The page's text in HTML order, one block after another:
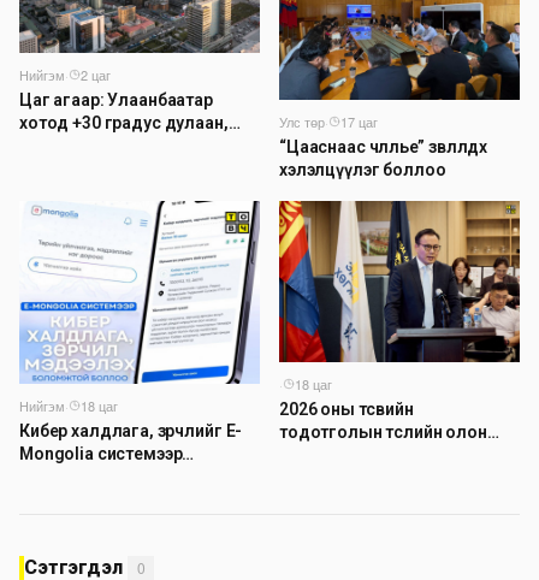
Нийгэм·
2 цаг
Цаг агаар: Улаанбаатар
хотод +30 градус дулаан,
Улс төр·
17 цаг
“Цааснаас чөлөөлье” зөвлөлдөх
хэлэлцүүлэг боллоо
Нийгэм·
18 цаг
Кибер халдлага, зөрчлийг E-
Mongolia системээр
·
18 цаг
2026 оны төсвийн
тодотголын төслийн олон
Сэтгэгдэл 0